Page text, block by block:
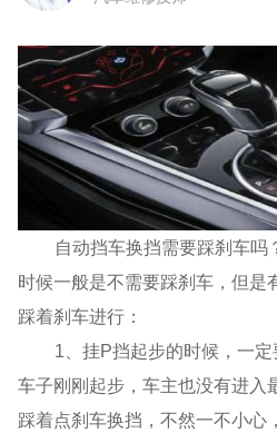
自动挡车换挡需要踩刹车吗
时候一般是不需要踩刹车，但是
踩着刹车进行：
1、挂P挡起步的时候，一
车子刚刚起步，车主也没有进入
踩着点刹车换挡，不然一不小心